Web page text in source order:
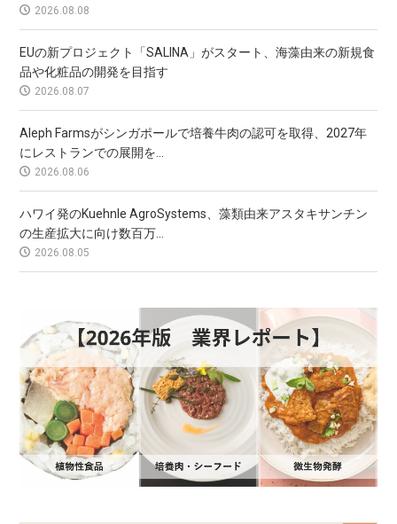
2026.08.08
EUの新プロジェクト「SALINA」がスタート、海藻由来の新規食
品や化粧品の開発を目指す
2026.08.07
Aleph Farmsがシンガポールで培養牛肉の認可を取得、2027年
にレストランでの展開を...
2026.08.06
ハワイ発のKuehnle AgroSystems、藻類由来アスタキサンチン
の生産拡大に向け数百万...
2026.08.05